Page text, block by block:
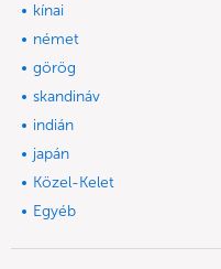
kínai
német
görög
skandináv
indián
japán
Közel-Kelet
Egyéb